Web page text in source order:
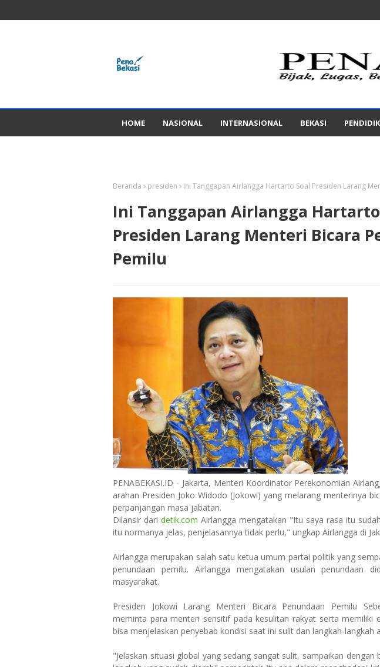
HOME NASIONAL INTERNASIONAL BEKASI
Beranda presiden Ini Tanggapan Airlangga Hartarto Soal Presiden Larang
Ini Tanggapan Airlangga Hartarto
Presiden Larang Menteri Bicara
Pemilu
PENABEKASI.ID - Jakarta, Menteri Koordinator Perekonomian
arahan Presiden Joko Widodo (Jokowi) yang melarang menterinya
perpanjangan masa jabatan.
Dilansir dari detik.com Airlangga mengatakan "Itu saya rasa itu
itu normanya jelas, penjelasannya tidak perlu," ungkap Airlangga di
Airlangga merupakan salah satu ketua umum partai politik yang
penundaan pemilu. Airlangga mengatakan usulan penundaan
masyarakat.
Presiden Jokowi Larang Menteri Bicara Penundaan Pemilu
meminta para menteri sensitif pada kesulitan rakyat serta memiliki
bisa menjelaskan penyebab kondisi saat ini sulit dan langkah-langkah
"Jelaskan situasi global yang sedang sangat sulit, sampaikan dengan